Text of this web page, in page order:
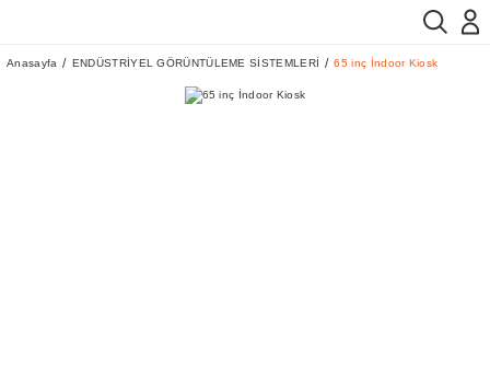
Anasayfa ENDÜSTRİYEL GÖRÜNTÜLEME SİSTEMLERİ 65 inç İndoor Kiosk